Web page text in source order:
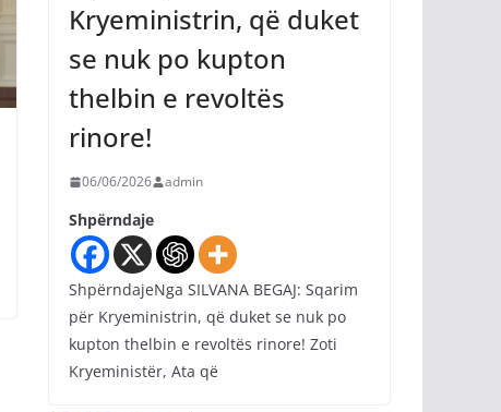
Kryeministrin, që duket
se nuk po kupton
thelbin e revoltës
rinore!
06/06/2026 admin
Shpërndaje
ShpërndajeNga SILVANA BEGAJ: Sqarim
për Kryeministrin, që duket se nuk po
kupton thelbin e revoltës rinore! Zoti
Kryeministër, Ata që